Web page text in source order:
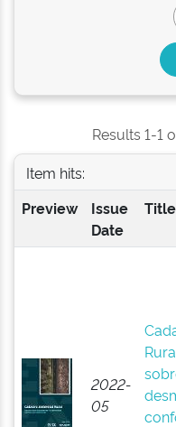
Results 1-1
Item hits:
Preview
Issue
Date
Title
2022-
05